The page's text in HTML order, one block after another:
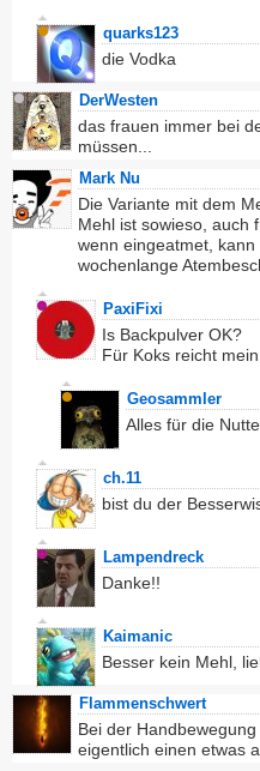
quarks123
die Vodka
DerWesten
das frauen immer bei
müssen...
Mark Nu
Die Variante mit dem
Mehl ist sowieso, auch
wenn eingeatmet,
wochenlange
PaxiFixi
Is Backpulver OK?
Für Koks reicht
Geosammler
Alles für die
ch.11
bist du der
Lampendreck
Danke!!
Kaimanic
Besser kein Mehl,
Flammenschwert
Bei der
eigentlich einen etwas